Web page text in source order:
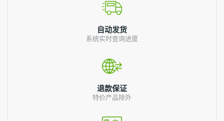
自动发货
系统实时查询进度
退款保证
特价产品除外